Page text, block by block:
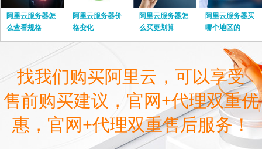
阿里云服务器怎
么查看规格
阿里云服务器价
格变化
阿里云服务器怎
么买更划算
阿里云服务器买
哪个地区的
找我们购买阿里云，可以享受
售前购买建议，官网+代理双重优
惠，官网+代理双重售后服务！